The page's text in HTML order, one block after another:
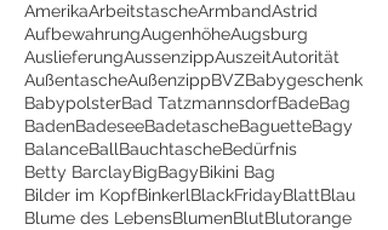
AmerikaArbeitstascheArmbandAstrid
AufbewahrungAugenhöheAugsburg
AuslieferungAussenzippAuszeitAutorität
AußentascheAußenzippBVZBabygeschenk
BabypolsterBad TatzmannsdorfBadeBag
BadenBadeseeBadetascheBaguetteBagy
BalanceBallBauchtascheBedürfnis
Betty BarclayBigBagyBikini Bag
Bilder im KopfBinkerlBlackFridayBlattBlau
Blume des LebensBlumenBlutBlutorange